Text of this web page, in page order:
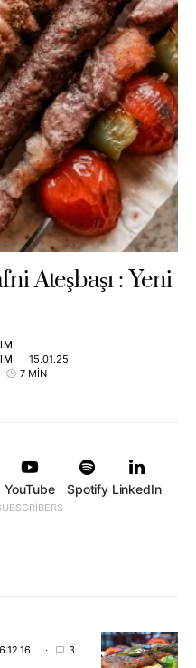
Ateşbaşı : Yeni
15.01.25
7 MIN
YouTube Spotify LinkedIn
3